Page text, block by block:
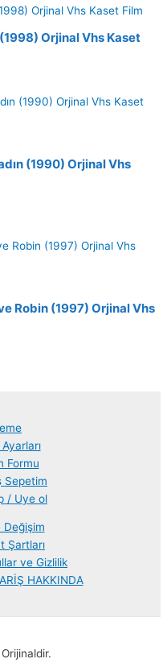
Orjinal Vhs Kaset
(1990) Orjinal Vhs
Robin (1997) Orjinal Vhs
Formu
Sepetim
/ Uye ol
Değişim
Şartları
ve Gizlilik
HAKKINDA